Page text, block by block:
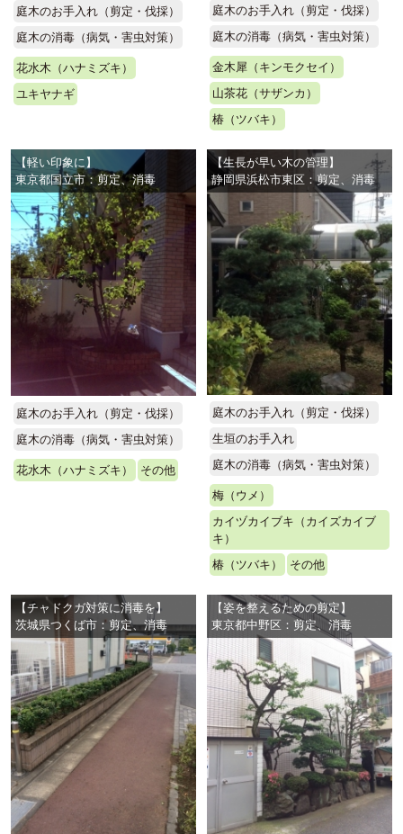
庭木のお手入れ（剪定・伐採）
庭木の消毒（病気・害虫対策）
花水木（ハナミズキ）
ユキヤナギ
庭木のお手入れ（剪定・伐採）
庭木の消毒（病気・害虫対策）
金木犀（キンモクセイ）
山茶花（サザンカ）
椿（ツバキ）
【軽い印象に】
東京都国立市：剪定、消毒
庭木のお手入れ（剪定・伐採）
庭木の消毒（病気・害虫対策）
花水木（ハナミズキ） その他
【生長が早い木の管理】
静岡県浜松市東区：剪定、消毒
庭木のお手入れ（剪定・伐採）
生垣のお手入れ
庭木の消毒（病気・害虫対策）
梅（ウメ）
カイヅカイブキ（カイズカイブ
キ）
椿（ツバキ）
その他
【チャドクガ対策に消毒を】
茨城県つくば市：剪定、消毒
【姿を整えるための剪定】
東京都中野区：剪定、消毒